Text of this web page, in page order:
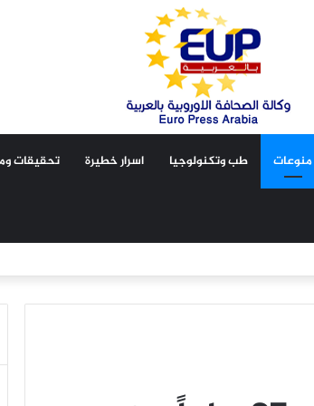
منوعات طب وتكنولوجيا اسرار خطيرة تحقيقات